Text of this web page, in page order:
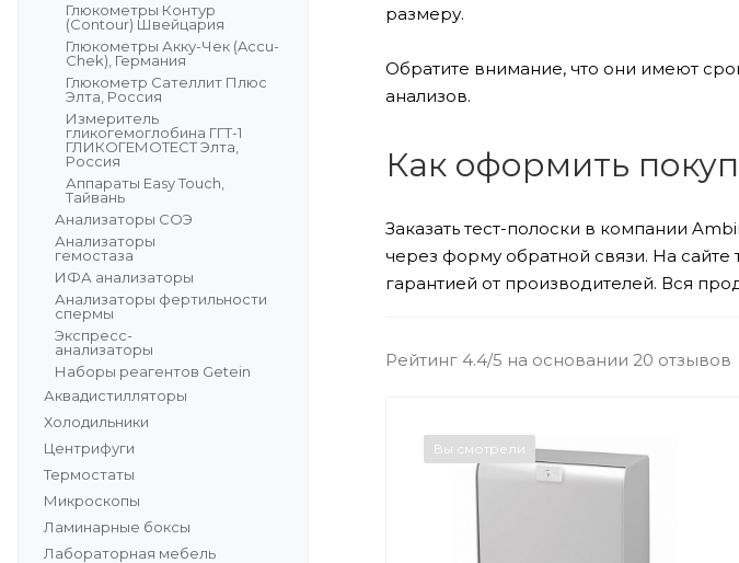
Глюкометры Контур
(Contour) Швейцария
Глюкометры Акку-Чек (Accu-
Chek), Германия
Глюкометр Сателлит Плюс
Элта, Россия
Измеритель
гликогемоглобина ГГТ-1
ГЛИКОГЕМОТЕСТ Элта,
Россия
Аппараты Easy Touch,
Тайвань
Анализаторы СОЭ
Анализаторы
гемостаза
ИФА анализаторы
Анализаторы фертильности
спермы
Экспресс-
анализаторы
Наборы реагентов Getein
Аквадистилляторы
Холодильники
Центрифуги
Термостаты
Микроскопы
Ламинарные боксы
Лабораторная мебель
размеру.
Обратите внимание, что они имеют
анализов.
Как оформить
Заказать тест-полоски в компании
через форму обратной связи. На
гарантией от производителей. Вся
Рейтинг 4.4/5 на основании 20 отзывов
Вы смотрели